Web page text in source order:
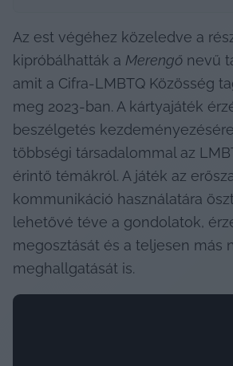
Az est végéhez közeledve a
kipróbálhatták a Merengő nevű
amit a Cifra-LMBTQ Közösség
meg 2023-ban. A kártyajáték
beszélgetés
többségi társadalommal az
érintő témákról. A játék az
kommunikáció használatára
lehetővé téve a gondolatok,
megosztását és a teljesen más
meghallgatását is.